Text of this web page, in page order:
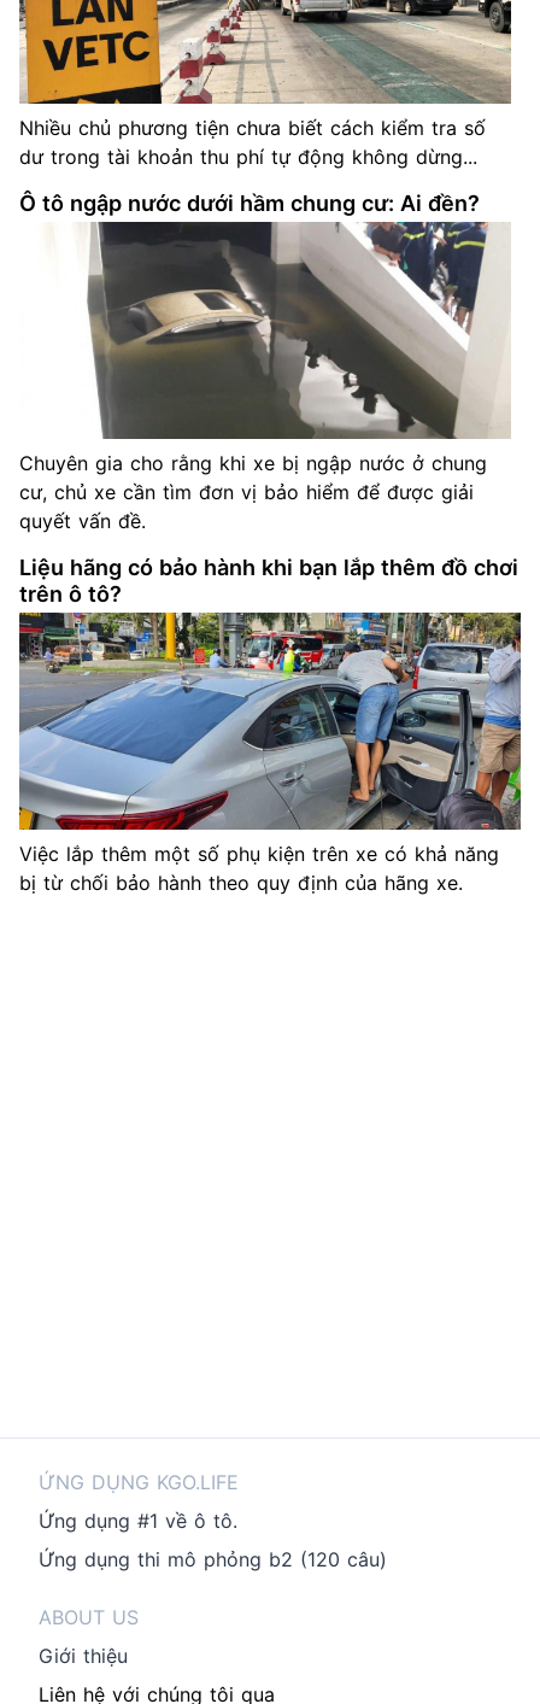
Nhiều chủ phương tiện chưa biết cách kiểm tra số
dư trong tài khoản thu phí tự động không dừng...
Ô tô ngập nước dưới hầm chung cư: Ai đền?
Chuyên gia cho rằng khi xe bị ngập nước ở chung
cư, chủ xe cần tìm đơn vị bảo hiểm để được giải
quyết vấn đề.
Liệu hãng có bảo hành khi bạn lắp thêm đồ chơi
trên ô tô?
Việc lắp thêm một số phụ kiện trên xe có khả năng
bị từ chối bảo hành theo quy định của hãng xe.
ỨNG DỤNG KGO.LIFE
Ứng dụng #1 về ô tô.
Ứng dụng thi mô phỏng b2 (120 câu)
ABOUT US
Giới thiệu
Liên hệ với chúng tôi qua